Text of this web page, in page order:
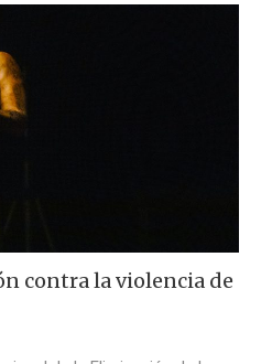
contra la violencia de